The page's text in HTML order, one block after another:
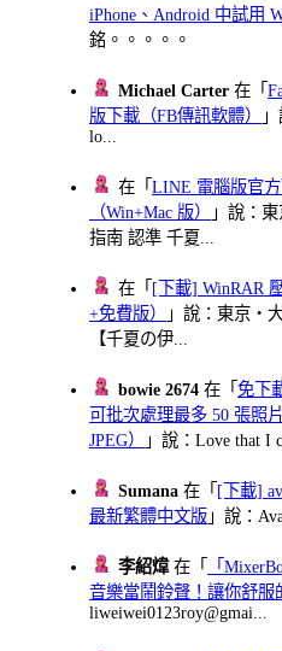
iPhone、Android 中試用
銘。。。。。
Michael Carter 在「
版下載（FB傳訊軟體）
lo...
在「LINE 電腦版官
（Win+Mac 版）
」說：
指南 認準 千夏...
在「 [下載] WinRAR
+免費版）
」說：東京・
【千夏の伊...
bowie 2674 在「免下
可批次處理最多 50 張照
JPEG）
」說：Love that I
Sumana 在「 [下載]
最新繁體中文版 」說：
李紹煒在「
「
音樂當鬧鈴聲！讓你舒服
liweiwei0123roy@gmai...